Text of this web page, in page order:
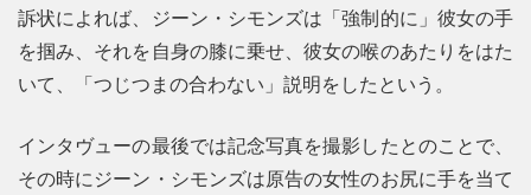
訴状によれば、ジーン・シモンズは「強制的に」彼女の手
を掴み、それを自身の膝に乗せ、彼女の喉のあたりをはた
いて、「つじつまの合わない」説明をしたという。
インタヴューの最後では記念写真を撮影したとのことで、
その時にジーン・シモンズは原告の女性のお尻に手を当て